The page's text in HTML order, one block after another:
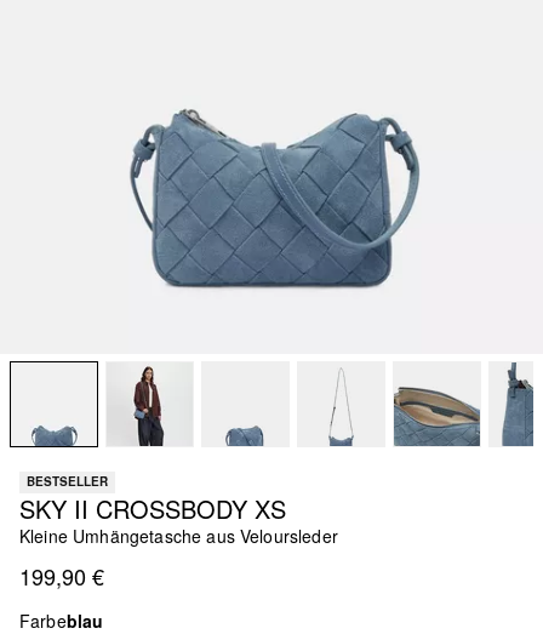
BESTSELLER
SKY II CROSSBODY XS
Kleine Umhängetasche aus Veloursleder
199,90 €
Farbeblau